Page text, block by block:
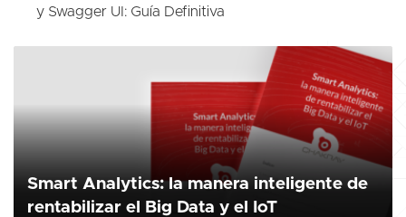
y Swagger UI: Guía Definitiva
Smart Analytics: la manera inteligente de
rentabilizar el Big Data y el IoT